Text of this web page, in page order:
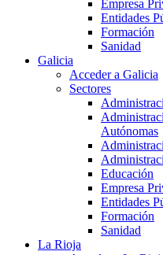
Empresa
Entidades
Formación
Sanidad
Galicia
Acceder a Galicia
Sectores
Autónomas
Educación
Empresa
Entidades
Formación
Sanidad
La Rioja